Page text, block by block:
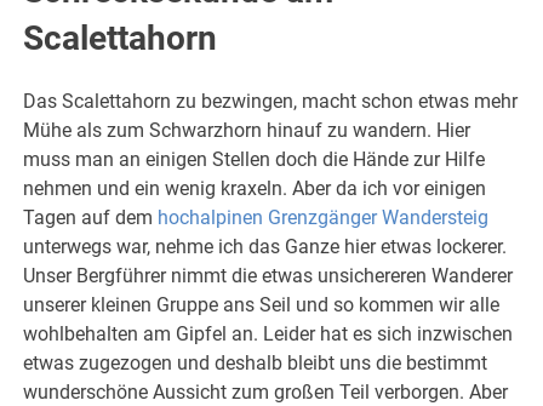
Scalettahorn
Das Scalettahorn zu bezwingen, macht schon etwas mehr
Mühe als zum Schwarzhorn hinauf zu wandern. Hier
muss man an einigen Stellen doch die Hände zur Hilfe
nehmen und ein wenig kraxeln. Aber da ich vor einigen
Tagen auf dem hochalpinen Grenzgänger Wandersteig
unterwegs war, nehme ich das Ganze hier etwas lockerer.
Unser Bergführer nimmt die etwas unsichereren Wanderer
unserer kleinen Gruppe ans Seil und so kommen wir alle
wohlbehalten am Gipfel an. Leider hat es sich inzwischen
etwas zugezogen und deshalb bleibt uns die bestimmt
wunderschöne Aussicht zum großen Teil verborgen. Aber